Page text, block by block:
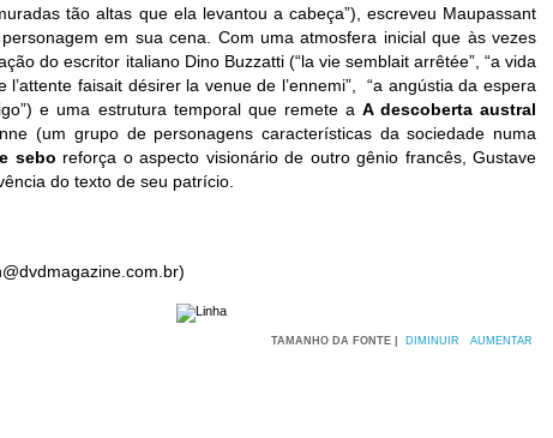
tão altas que ela levantou a cabeça”), escreveu Maupassant
em sua cena. Com uma atmosfera inicial que às vezes
do escritor italiano Dino Buzzatti (“la vie semblait arrêtée”, “a vida
l’attente faisait désirer la venue de l’ennemi”, “a angústia da espera
e uma estrutura temporal que remete a A descoberta austral
(um grupo de personagens características da sociedade numa
sebo reforça o aspecto visionário de outro gênio francês, Gustave
do texto de seu patrício.
TAMANHO DA FONTE | DIMINUIR AUMENTAR